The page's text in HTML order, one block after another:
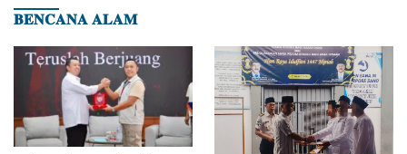
𝐁𝐄𝐍𝐂𝐀𝐍𝐀 𝐀𝐋𝐀𝐌